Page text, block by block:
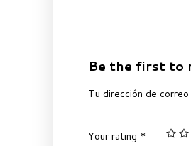
Be the first to
Tu dirección de
Your rating *